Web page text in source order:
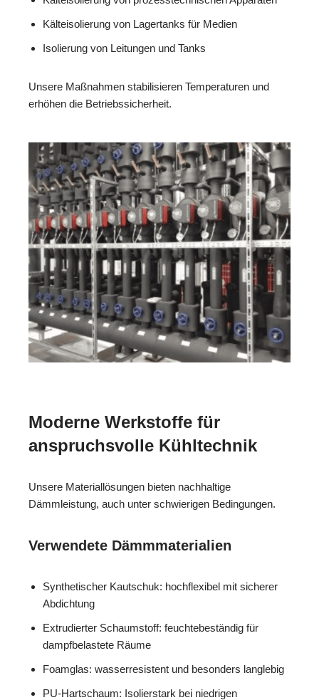
Kälteisolierung von Lagertanks für Medien
Isolierung von Leitungen und Tanks
Unsere Maßnahmen stabilisieren Temperaturen und
erhöhen die Betriebssicherheit.
Moderne Werkstoffe für
anspruchsvolle Kühltechnik
Unsere Materiallösungen bieten nachhaltige
Dämmleistung, auch unter schwierigen Bedingungen.
Verwendete Dämmmaterialien
Synthetischer Kautschuk: hochflexibel mit sicherer
Abdichtung
Extrudierter Schaumstoff: feuchtebeständig für
dampfbelastete Räume
Foamglas: wasserresistent und besonders langlebig
PU-Hartschaum: Isolierstark bei niedrigen